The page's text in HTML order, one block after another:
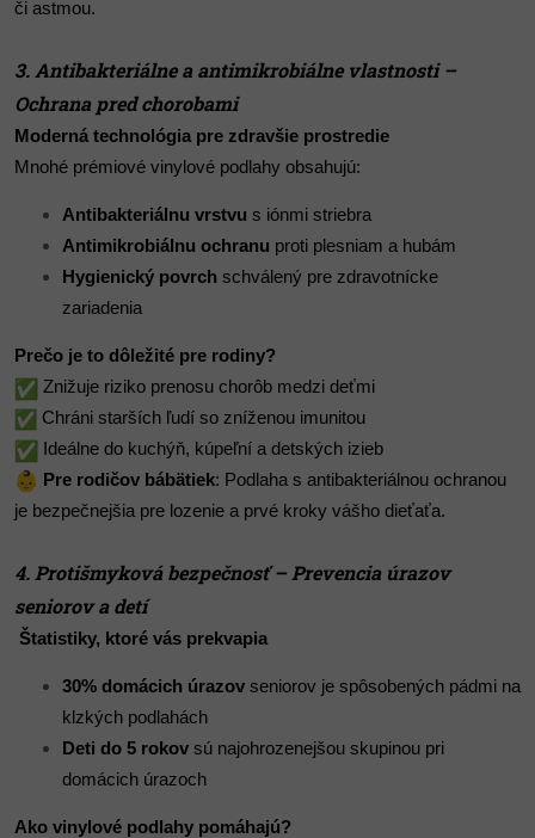
či astmou.
3. Antibakteriálne a antimikrobiálne vlastnosti –
Ochrana pred chorobami
Moderná technológia pre zdravšie prostredie
Mnohé prémiové vinylové podlahy obsahujú:
Antibakteriálnu vrstvu s iónmi striebra
Antimikrobiálnu ochranu proti plesniam a hubám
Hygienický povrch schválený pre zdravotnícke
zariadenia
Prečo je to dôležité pre rodiny?
Znižuje riziko prenosu chorôb medzi deťmi
Chráni starších ľudí so zníženou imunitou
Ideálne do kuchýň, kúpeľní a detských izieb
Pre rodičov bábätiek: Podlaha s antibakteriálnou ochranou
je bezpečnejšia pre lozenie a prvé kroky vášho dieťaťa.
4. Protišmyková bezpečnosť – Prevencia úrazov
seniorov a detí
Štatistiky, ktoré vás prekvapia
30% domácich úrazov seniorov je spôsobených pádmi na
klzkých podlahách
Deti do 5 rokov sú najohrozenejšou skupinou pri
domácich úrazoch
Ako vinylové podlahy pomáhajú?